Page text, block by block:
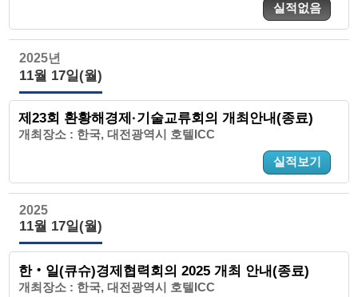
실적없음
2025년
11월 17일(월)
제23회 환황해경제·기술교류회의 개최안내(종료)
개최장소 : 한국, 대전광역시 호텔ICC
실적보기
2025
11월 17일(월)
한‧일(큐슈)경제협력회의 2025 개최 안내(종료)
개최장소 : 한국, 대전광역시 호텔ICC